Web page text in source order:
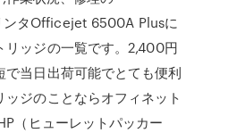
ンタOfficejet 6500A Plusに
リッジの一覧です。2,400円
で当日出荷可能でとても便利
ジのことならオフィネット
（ヒューレットパッカー